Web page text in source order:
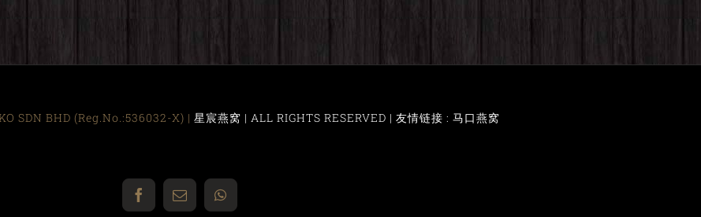
SDN BHD (Reg.No.:536032-X) | 星宸燕窝 | ALL RIGHTS RESERVED | 友情链接 : 马口燕窝
FacebookEmail WhatsApp